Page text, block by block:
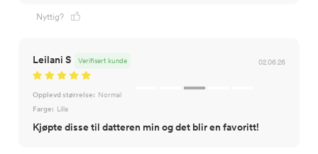
Nyttig?
Leilani S 02.06.26
Verifisert kunde
Opplevd størrelse: Normal
Farge: Lilla
Kjøpte disse til datteren min og det blir en favoritt!